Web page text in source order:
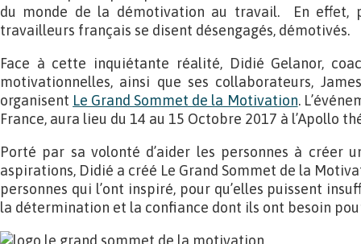
du monde de la démotivation au travail. En effet,
travailleurs français se disent désengagés, démotivés.
Face à cette inquiétante réalité, Didié Gelanor,
motivationnelles, ainsi que ses collaborateurs,
organisent Le Grand Sommet de la Motivation.
France, aura lieu du 14 au 15 Octobre 2017 à l’Apollo
Porté par sa volonté d’aider les personnes à créer
aspirations, Didié a créé Le Grand Sommet de la
personnes qui l’ont inspiré, pour qu’elles puissent
la détermination et la confiance dont ils ont besoin